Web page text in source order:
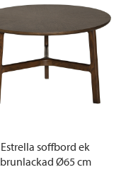
Estrella soffbord ek
brunlackad Ø65 cm